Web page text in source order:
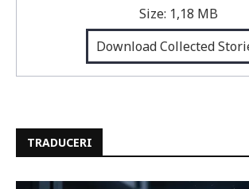
Size: 1,18 MB
Download Collected
TRADUCERI